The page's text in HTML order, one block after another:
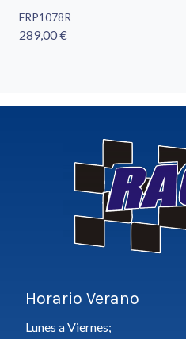
FRP1078R
289,00 €
Horario Verano
Lunes a Viernes;